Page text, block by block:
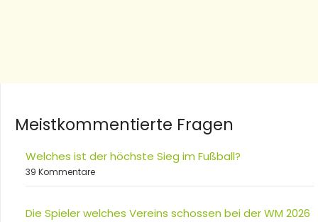
Meistkommentierte Fragen
Welches ist der höchste Sieg im Fußball?
39 Kommentare
Die Spieler welches Vereins schossen bei der WM 2026